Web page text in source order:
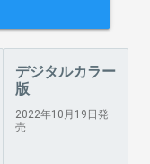
デジタルカラー
版
2022年10月19日発
売